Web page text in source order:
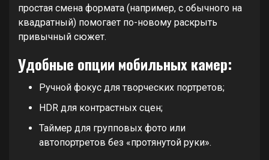
простая смена формата (например, с обычного на
квадратный) помогает по-новому раскрыть
привычный сюжет.
Удобные опции мобильных камер:
Ручной фокус для творческих портретов;
HDR для контрастных сцен;
Таймер для групповых фото или
автопортретов без «протянутой руки».